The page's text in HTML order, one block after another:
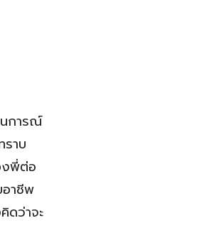
นการณ์
าบ
งพี่ต่อ
อาชีพ
ดว่าจะ